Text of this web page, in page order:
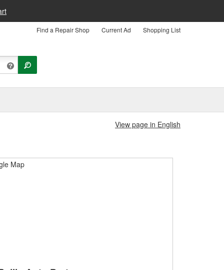
Find a Repair Shop Current Ad Shopping List
View page in English